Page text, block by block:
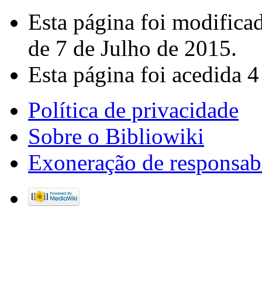
Esta página foi
de 7 de Julho de 2015.
Esta página foi acedida
Política de privacidade
Sobre o Bibliowiki
Exoneração de